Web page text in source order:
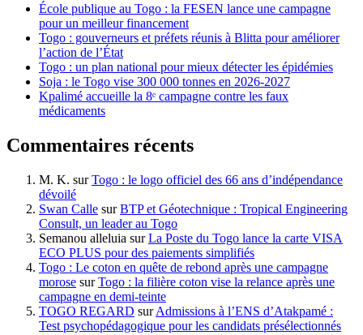
École publique au Togo : la FESEN lance une campagne
pour un meilleur financement
Togo : gouverneurs et préfets réunis à Blitta pour améliorer
l’action de l’État
Togo : un plan national pour mieux détecter les épidémies
Soja : le Togo vise 300 000 tonnes en 2026-2027
Kpalimé accueille la 8ᵉ campagne contre les faux
médicaments
Commentaires récents
M. K. surTogo : le logo officiel des 66 ans d’indépendance
dévoilé
Swan Calle surBTP et Géotechnique : Tropical Engineering
Consult, un leader au Togo
Semanou alleluia surLa Poste du Togo lance la carte VISA
ECO PLUS pour des paiements simplifiés
Togo : Le coton en quête de rebond après une campagne
morose surTogo : la filière coton vise la relance après une
campagne en demi-teinte
TOGO REGARD surAdmissions à l’ENS d’Atakpamé :
Test psychopédagogique pour les candidats présélectionnés